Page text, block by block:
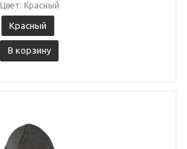
Цвет: Красный
Красный
В корзину